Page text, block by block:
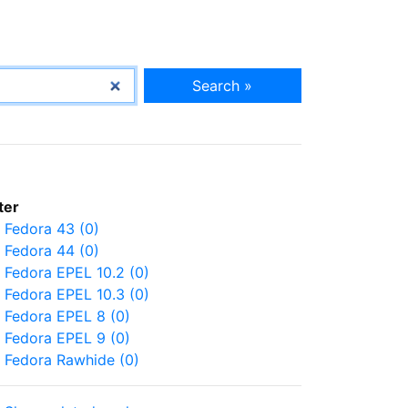
Search »
Fedora 43 (0)
Fedora 44 (0)
Fedora EPEL 10.2 (0)
Fedora EPEL 10.3 (0)
Fedora EPEL 8 (0)
Fedora EPEL 9 (0)
Fedora Rawhide (0)